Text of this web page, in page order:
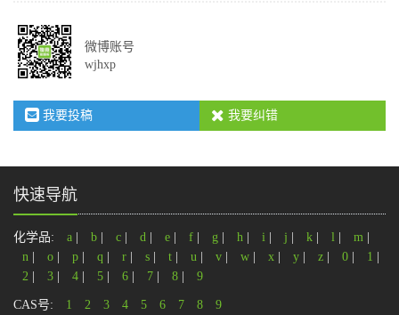
微博账号
wjhxp
我要投稿 我要纠错
快速导航
化学品: a b c d e f g h i j k l m
n
o p q r s t u v w x y z 0 1
2
3 4 5 6 7 8 9
CAS号: 1 2 3 4 5 6 7 8 9